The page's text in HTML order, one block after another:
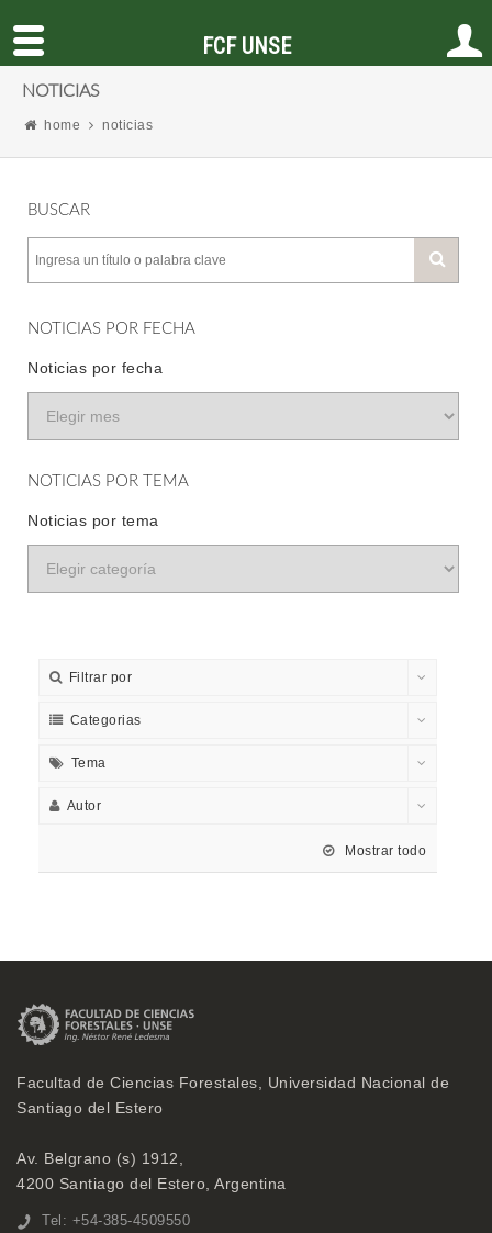
NOTICIAS
home noticias
BUSCAR
NOTICIAS POR FECHA
Noticias por fecha
NOTICIAS POR TEMA
Noticias por tema
Filtrar por
Categorias
Tema
Autor
Mostrar todo
Facultad de Ciencias Forestales, Universidad Nacional de
Santiago del Estero
Av. Belgrano (s) 1912,
4200 Santiago del Estero, Argentina
Tel: +54-385-4509550
FCF UNSE